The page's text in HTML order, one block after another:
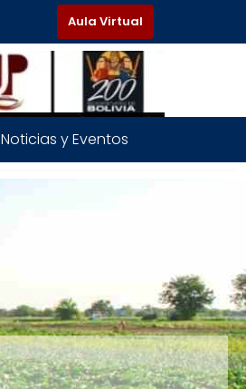
Aula Virtual
Noticias y Eventos